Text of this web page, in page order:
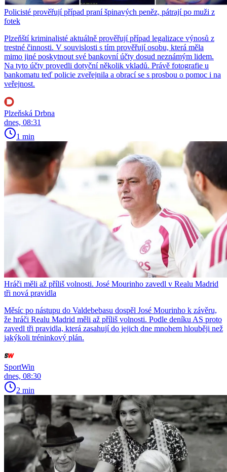
Policisté prověřují případ praní špinavých peněz, pátrají po muži z
fotek
Plzeňští kriminalisté aktuálně prověřují případ legalizace výnosů z
trestné činnosti. V souvislosti s tím prověřují osobu, která měla
mimo jiné poskytnout své bankovní účty dosud neznámým lidem.
Na tyto účty provedli dotyční několik vkladů. Právě fotografie u
bankomatu teď policie zveřejnila a obrací se s prosbou o pomoc i na
veřejnost.
Plzeňská Drbna
dnes, 08:31
1 min
Hráči měli až příliš volnosti. José Mourinho zavedl v Realu Madrid
tři nová pravidla
Měsíc po nástupu do Valdebebasu dospěl José Mourinho k závěru,
že hráči Realu Madrid měli až příliš volnosti. Podle deníku AS proto
zavedl tři pravidla, která zasahují do jejich dne mnohem hlouběji než
jakýkoli tréninkový plán.
SportWin
dnes, 08:30
2 min